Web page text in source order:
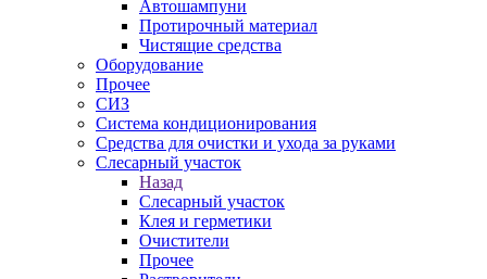
Автошампуни
Протирочный материал
Чистящие средства
Оборудование
Прочее
СИЗ
Система кондиционирования
Средства для очистки и ухода за руками
Слесарный участок
Назад
Слесарный участок
Клея и герметики
Очистители
Прочее